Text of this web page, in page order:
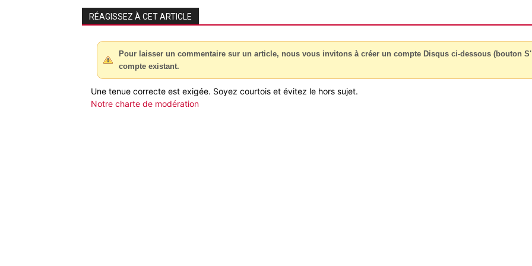
RÉAGISSEZ À CET ARTICLE
Pour laisser un commentaire sur un article, nous vous invitons à créer un compte Disqus ci-dessous (bouton
compte existant.
Une tenue correcte est exigée. Soyez courtois et évitez le hors sujet.
Notre charte de modération